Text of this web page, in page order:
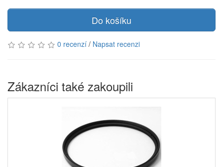
Do košíku
0 recenzí / Napsat recenzi
Zákazníci také zakoupili